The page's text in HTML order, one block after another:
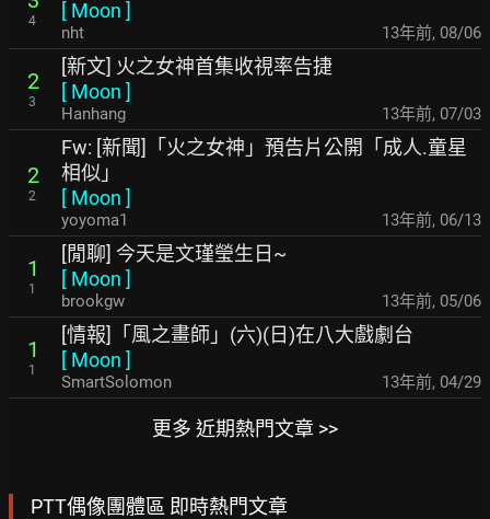
4
[ Moon ]
nht 13年前, 08/06
2
3
[新文] 火之女神首集收視率告捷
[ Moon ]
Hanhang 13年前, 07/03
2
2
Fw: [新聞]「火之女神」預告片公開「成人.童星
相似」
[ Moon ]
yoyoma1 13年前, 06/13
1
1
[閒聊] 今天是文瑾瑩生日~
[ Moon ]
brookgw 13年前, 05/06
1
1
[情報]「風之畫師」(六)(日)在八大戲劇台
[ Moon ]
SmartSolomon 13年前, 04/29
更多 近期熱門文章 >>
PTT偶像團體區 即時熱門文章